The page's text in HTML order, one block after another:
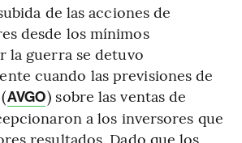
de las acciones de
desde los mínimos
la guerra se detuvo
cuando las previsiones de
AVGO) sobre las ventas de
a los inversores que
resultados. Dado que los